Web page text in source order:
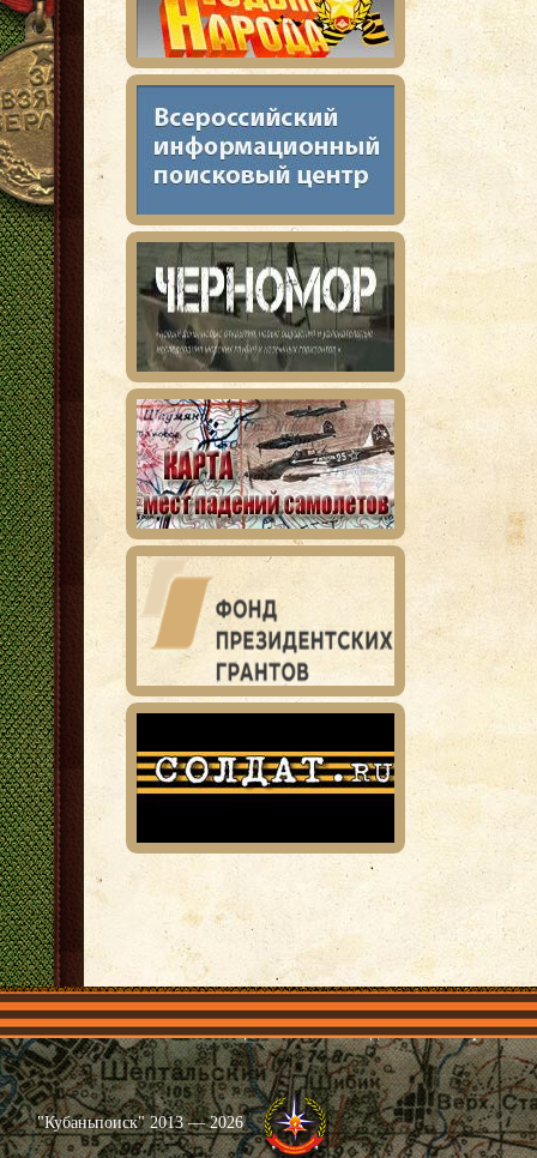
Главная Имена Общественные объединения Проекты
"Кубаньпоиск" 2013 — 2026